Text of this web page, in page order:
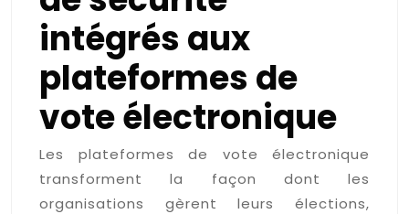
intégrés aux
plateformes de
vote électronique
Les plateformes de vote électronique
transforment la façon dont les
organisations gèrent leurs élections,